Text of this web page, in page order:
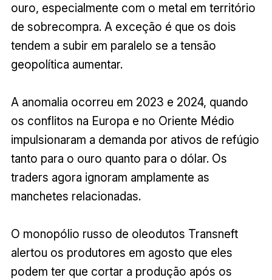
ouro, especialmente com o metal em território
de sobrecompra. A exceção é que os dois
tendem a subir em paralelo se a tensão
geopolítica aumentar.
A anomalia ocorreu em 2023 e 2024, quando
os conflitos na Europa e no Oriente Médio
impulsionaram a demanda por ativos de refúgio
tanto para o ouro quanto para o dólar. Os
traders agora ignoram amplamente as
manchetes relacionadas.
O monopólio russo de oleodutos Transneft
alertou os produtores em agosto que eles
podem ter que cortar a produção após os